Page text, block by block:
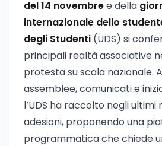
del 14 novembree della
internazionale dello
degli Studenti (UDS) si
principali realtà associative
protesta su scala nazionale.
assemblee, comunicati e
l’UDS ha raccolto negli ultimi
adesioni, proponendo una
programmatica che chiede